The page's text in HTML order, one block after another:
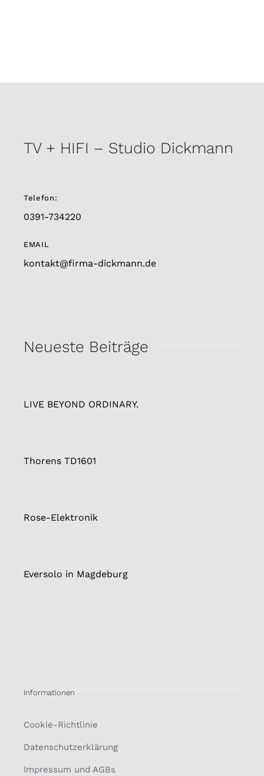
TV + HIFI – Studio Dickmann
Telefon:
0391-734220
EMAIL
kontakt@firma-dickmann.de
Neueste Beiträge
LIVE BEYOND ORDINARY.
Thorens TD1601
Rose-Elektronik
Eversolo in Magdeburg
Informationen
Cookie-Richtlinie
Datenschutzerklärung
Impressum und AGBs